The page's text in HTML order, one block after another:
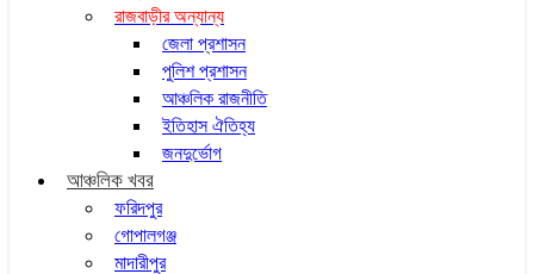
রাজবাড়ীর অন্যান্য
জেলা প্রশাসন
পুলিশ প্রশাসন
আঞ্চলিক রাজনীতি
ইতিহাস ঐতিহ্য
জনদুর্ভোগ
আঞ্চলিক খবর
ফরিদপুর
গোপালগঞ্জ
মাদারীপুর